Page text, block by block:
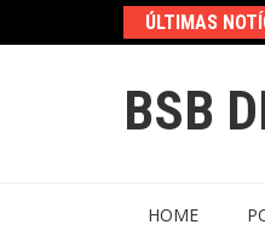
ÚLTIMAS
BSB
HOME